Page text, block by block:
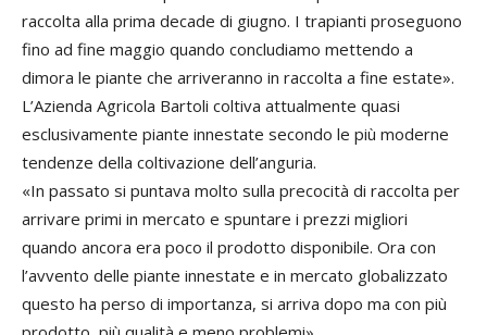
raccolta alla prima decade di giugno. I trapianti proseguono
fino ad fine maggio quando concludiamo mettendo a
dimora le piante che arriveranno in raccolta a fine estate».
L’Azienda Agricola Bartoli coltiva attualmente quasi
esclusivamente piante innestate secondo le più moderne
tendenze della coltivazione dell’anguria.
«In passato si puntava molto sulla precocità di raccolta per
arrivare primi in mercato e spuntare i prezzi migliori
quando ancora era poco il prodotto disponibile. Ora con
l’avvento delle piante innestate e in mercato globalizzato
questo ha perso di importanza, si arriva dopo ma con più